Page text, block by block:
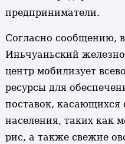
предприниматели.
Согласно сообщению,
Иньчуаньский
центр мобилизует
ресурсы для
поставок, касающихся
населения, таких как
рис, а также свежие